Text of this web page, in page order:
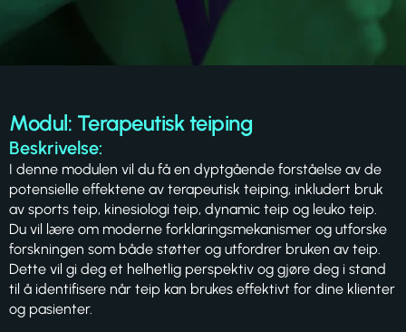
Modul: Terapeutisk teiping
Beskrivelse:
I denne modulen vil du få en dyptgående forståelse av de
potensielle effektene av terapeutisk teiping, inkludert bruk
av sports teip, kinesiologi teip, dynamic teip og leuko teip.
Du vil lære om moderne forklaringsmekanismer og utforske
forskningen som både støtter og utfordrer bruken av teip.
Dette vil gi deg et helhetlig perspektiv og gjøre deg i stand
til å identifisere når teip kan brukes effektivt for dine klienter
og pasienter.